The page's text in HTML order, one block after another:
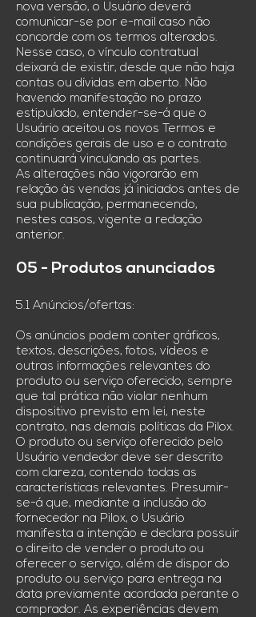
nova versão, o Usuário deverá
comunicar-se por e-mail caso não
concorde com os termos alterados.
Nesse caso, o vínculo contratual
deixará de existir, desde que não haja
contas ou dívidas em aberto. Não
havendo manifestação no prazo
estipulado, entender-se-á que o
Usuário aceitou os novos Termos e
condições gerais de uso e o contrato
continuará vinculando as partes.
As alterações não vigorarão em
relação às vendas já iniciados antes de
sua publicação, permanecendo,
nestes casos, vigente a redação
anterior.
05 - Produtos anunciados
5.1 Anúncios/ofertas:
Os anúncios podem conter gráficos,
textos, descrições, fotos, vídeos e
outras informações relevantes do
produto ou serviço oferecido, sempre
que tal prática não violar nenhum
dispositivo previsto em lei, neste
contrato, nas demais políticas da Pilox.
O produto ou serviço oferecido pelo
Usuário vendedor deve ser descrito
com clareza, contendo todas as
características relevantes. Presumir-
se-á que, mediante a inclusão do
fornecedor na Pilox, o Usuário
manifesta a intenção e declara possuir
o direito de vender o produto ou
oferecer o serviço, além de dispor do
produto ou serviço para entrega na
data previamente acordada perante o
comprador. As experiências devem